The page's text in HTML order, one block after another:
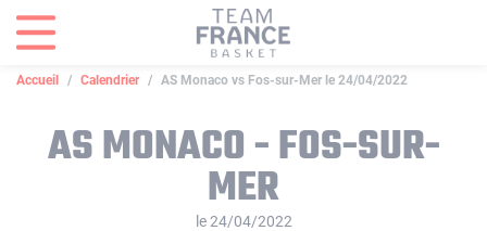
Accueil Calendrier AS Monaco vs Fos-sur-Mer le 24/04/2022
AS MONACO - FOS-SUR-
MER
le 24/04/2022
Panneau de gestion des cookies